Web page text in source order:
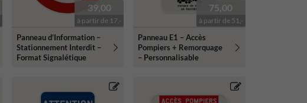
39,00
à partir de 17,-
Panneau d’Information –
Stationnement Interdit –
Format Signalétique
75,00
à partir de 51,-
Panneau E1 – Accès
Pompiers + Remorquage
– Personnalisable